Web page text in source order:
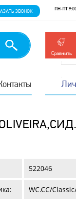
ЗВОНОК ПН-ПТ
Сравнить
522046
WC.CC/